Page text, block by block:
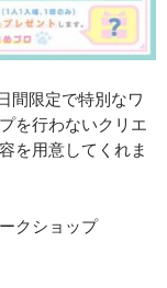
間限定で特別なワ
を行わないクリエ
を用意してくれま
クショップ